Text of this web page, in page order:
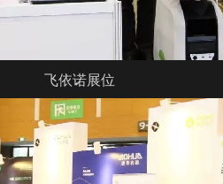
飞依诺展位